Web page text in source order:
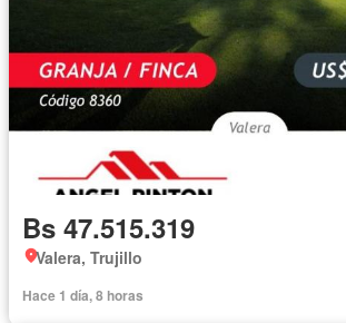
Bs 47.515.319
Valera, Trujillo
Hace 1 día, 8 horas